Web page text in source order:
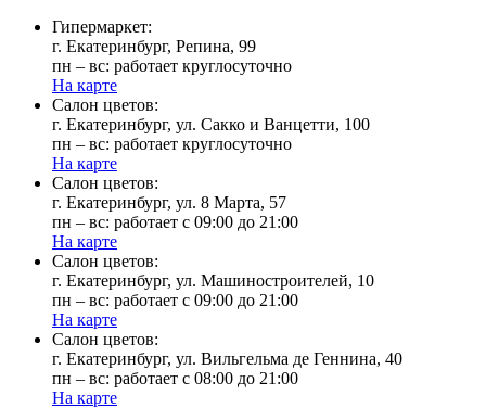
Гипермаркет:
г. Екатеринбург, Репина, 99
пн – вс: работает круглосуточно
На карте
Cалон цветов:
г. Екатеринбург, ул. Сакко и Ванцетти, 100
пн – вс: работает круглосуточно
На карте
Cалон цветов:
г. Екатеринбург, ул. 8 Марта, 57
пн – вс: работает с 09:00 до 21:00
На карте
Cалон цветов:
г. Екатеринбург, ул. Машиностроителей, 10
пн – вс: работает с 09:00 до 21:00
На карте
Cалон цветов:
г. Екатеринбург, ул. Вильгельма де Геннина, 40
пн – вс: работает с 08:00 до 21:00
На карте